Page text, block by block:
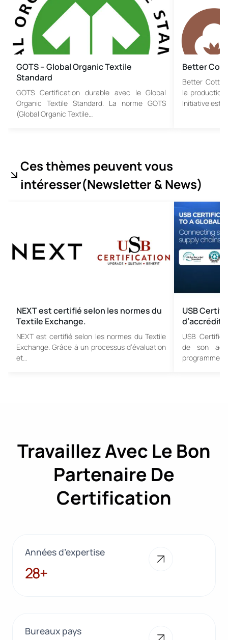
GOTS – Global Organic Textile
Standard
GOTS Certification durable avec le Global
Organic Textile Standard. La norme GOTS
(Global Organic Textile…
Better
Better
la
Initiative est…
Ces thèmes peuvent vous
intéresser(Newsletter & News)
NEXT est certifié selon les normes du
Textile Exchange.
NEXT est certifié selon les normes du Textile
Exchange. Grâce à un processus d’évaluation
et…
USB
USB
de son
programmes
Travaillez Avec Le Bon
Partenaire De
Certification
Années d’expertise
28+
28+
Bureaux pays